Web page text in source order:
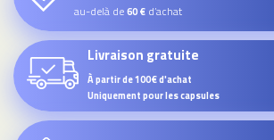
au-delà de60 € d’achat
Livraison gratuite
À partir de 100€ d'achat
Uniquement pour les capsules